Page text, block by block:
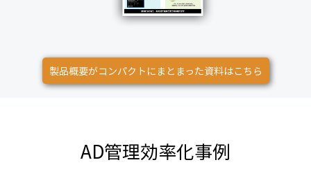
製品概要がコンパクトにまとまった資料はこちら
AD管理効率化事例